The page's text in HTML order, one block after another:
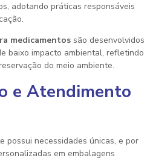
adotando práticas responsáveis
medicamentos são desenvolvidos
baixo impacto ambiental, refletindo
do meio ambiente.
e Atendimento
possui necessidades únicas, e por
em embalagens